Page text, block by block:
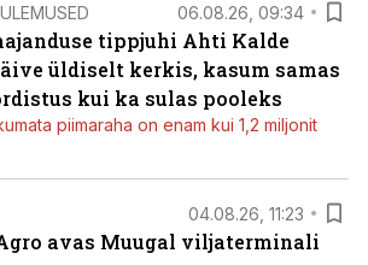
06.08.26, 09:34
tippjuhi Ahti Kalde
üldiselt kerkis, kasum samas
kui ka sulas pooleks
piimaraha on enam kui 1,2 miljonit
04.08.26, 11:23
avas Muugal viljaterminali